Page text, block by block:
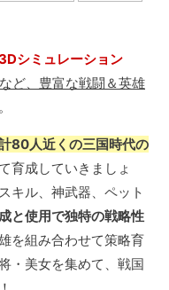
シミュレーション
ど、豊富な戦闘＆英雄
80人近くの三国時代の
育成していきましょ
キル、神武器、ペット
と使用で独特の戦略性
を組み合わせて策略育
・美女を集めて、戦国